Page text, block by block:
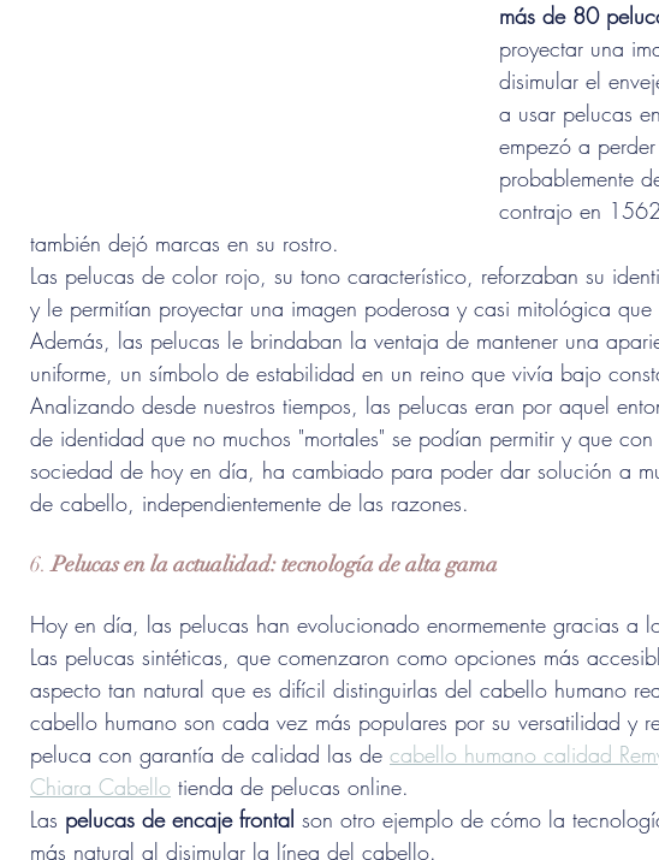
más de 80
proyectar una
disimular el
a usar pelucas
empezó a
probablemente
contrajo en
también dejó marcas en su rostro.
Las pelucas de color rojo, su tono característico, reforzaban su
y le permitían proyectar una imagen poderosa y casi mitológica
Además, las pelucas le brindaban la ventaja de mantener una
uniforme, un símbolo de estabilidad en un reino que vivía bajo
Analizando desde nuestros tiempos, las pelucas eran por aquel
de identidad que no muchos "mortales" se podían permitir y que
sociedad de hoy en día, ha cambiado para poder dar solución a
de cabello, independientemente de las razones.
6. Pelucas en la actualidad: tecnología de alta gama
Hoy en día, las pelucas han evolucionado enormemente gracias a
Las pelucas sintéticas, que comenzaron como opciones más
aspecto tan natural que es difícil distinguirlas del cabello humano
cabello humano son cada vez más populares por su versatilidad y
peluca con garantía de calidad las de cabello humano calidad
Chiara Cabello tienda de pelucas online.
Las pelucas de encaje frontal son otro ejemplo de cómo la
más natural al disimular la línea del cabello.